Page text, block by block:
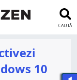
CAUTĂ
10